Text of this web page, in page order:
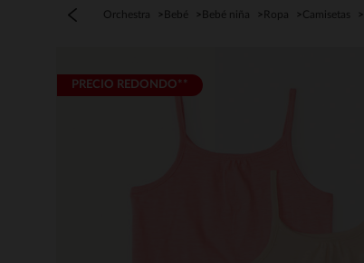
Orchestra Bebé Bebé niña Ropa Camisetas
PRECIO REDONDO**